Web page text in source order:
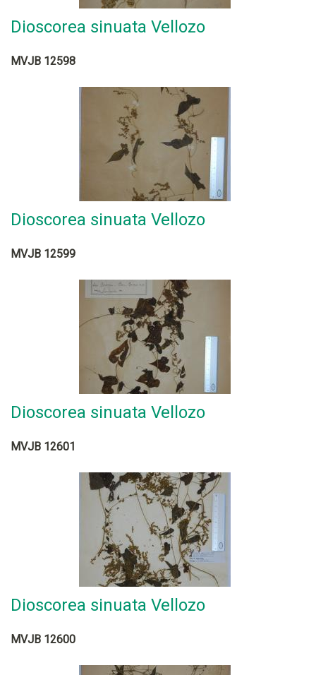
Dioscorea sinuata Vellozo
MVJB 12598
Dioscorea sinuata Vellozo
MVJB 12599
Dioscorea sinuata Vellozo
MVJB 12601
Dioscorea sinuata Vellozo
MVJB 12600